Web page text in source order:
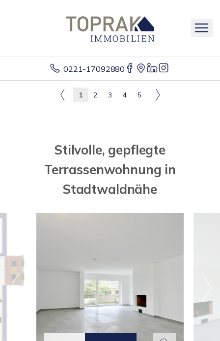
0221-17092880
1 2 3 4 5
Stilvolle, gepflegte
Terrassenwohnung in
Stadtwaldnähe